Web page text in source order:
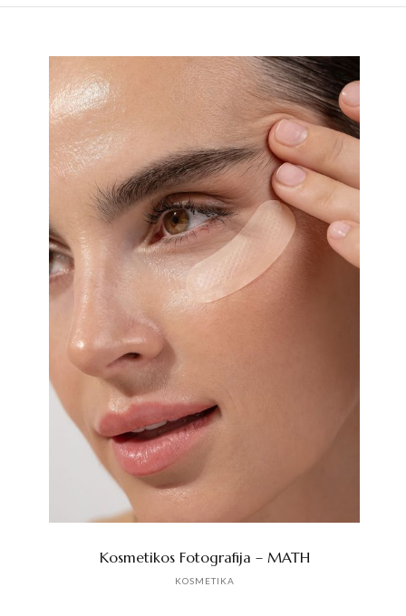
Kosmetikos Fotografija – MATH
KOSMETIKA